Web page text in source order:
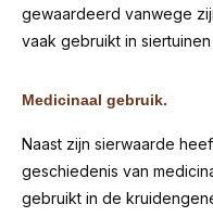
gewaardeerd vanwege
vaak gebruikt in
Medicinaal gebruik.
Naast zijn sierwaarde
geschiedenis van
gebruikt in de